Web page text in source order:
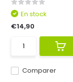
Comparer
En stock
€14,90